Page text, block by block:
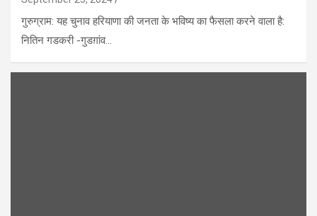
गुरुग्राम: यह चुनाव हरियाणा की जनता के भविष्य का फैसला करने वाला है:
नितिन गडकरी -गुडग़ांव…